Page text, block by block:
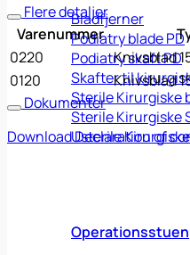
Bladfjerner
Podiatry blade PD
Podiatry skaft PD
Skafter til
Sterile Kirurgiske
Sterile Kirurgiske
Usterile
Operationsstuen
Flere detaljer
Varenummer
0220
Knivsblad
0120
Knivsblad
Dokumenter
Download Declaration of